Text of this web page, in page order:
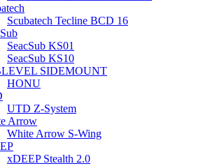
Scubatech Tecline BCD 16
SeacSub KS01
SeacSub KS10
SIDEMOUNT
HONU
UTD Z-System
Arrow
White Arrow S-Wing
xDEEP Stealth 2.0